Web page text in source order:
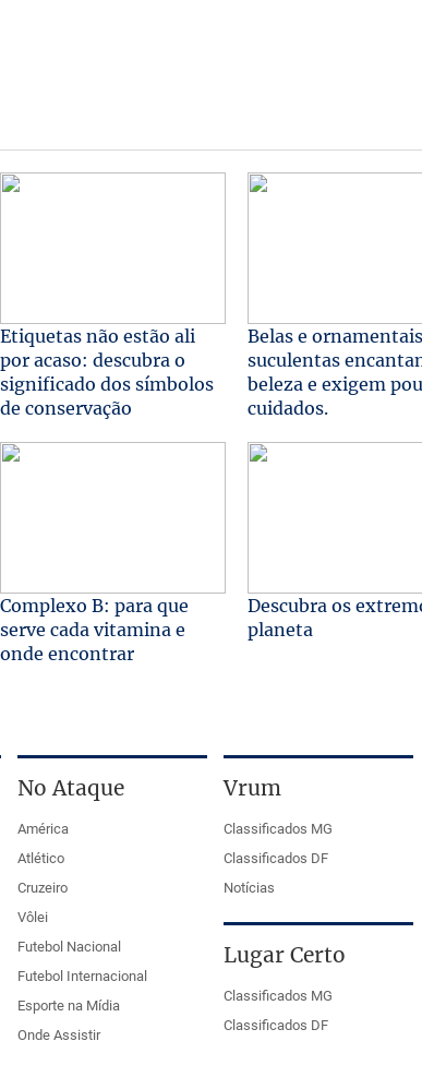
Etiquetas não estão ali
por acaso: descubra o
significado dos símbolos
de conservação
Belas e
suculentas
beleza e exigem
cuidados.
Complexo B: para que
serve cada vitamina e
onde encontrar
Descubra os
planeta
No Ataque
América
Atlético
Cruzeiro
Vôlei
Futebol Nacional
Futebol Internacional
Esporte na Mídia
Onde Assistir
Vrum
Classificados MG
Classificados DF
Notícias
Lugar Certo
Classificados MG
Classificados DF